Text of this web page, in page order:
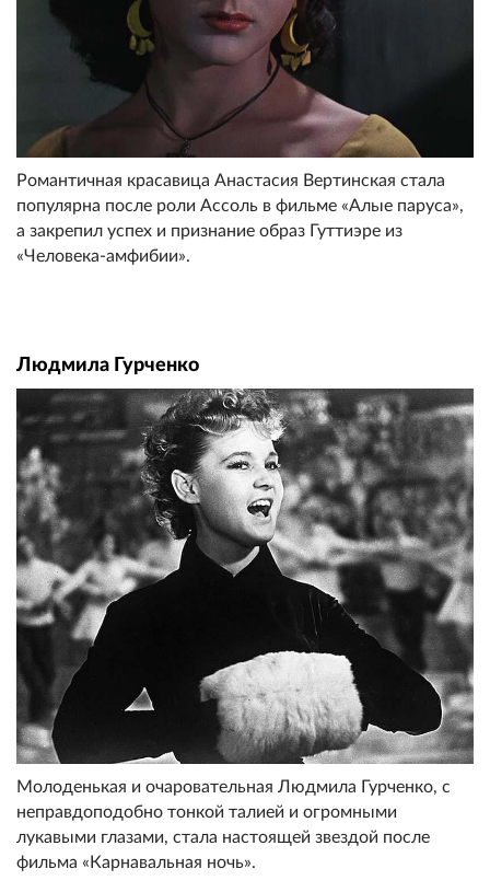
Романтичная красавица Анастасия Вертинская стала
популярна после роли Ассоль в фильме «Алые паруса»,
а закрепил успех и признание образ Гуттиэре из
«Человека-амфибии».
Людмила Гурченко
Молоденькая и очаровательная Людмила Гурченко, с
неправдоподобно тонкой талией и огромными
лукавыми глазами, стала настоящей звездой после
фильма «Карнавальная ночь».